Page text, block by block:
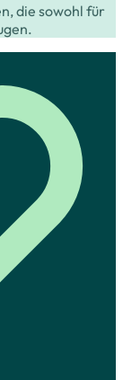
die sowohl für